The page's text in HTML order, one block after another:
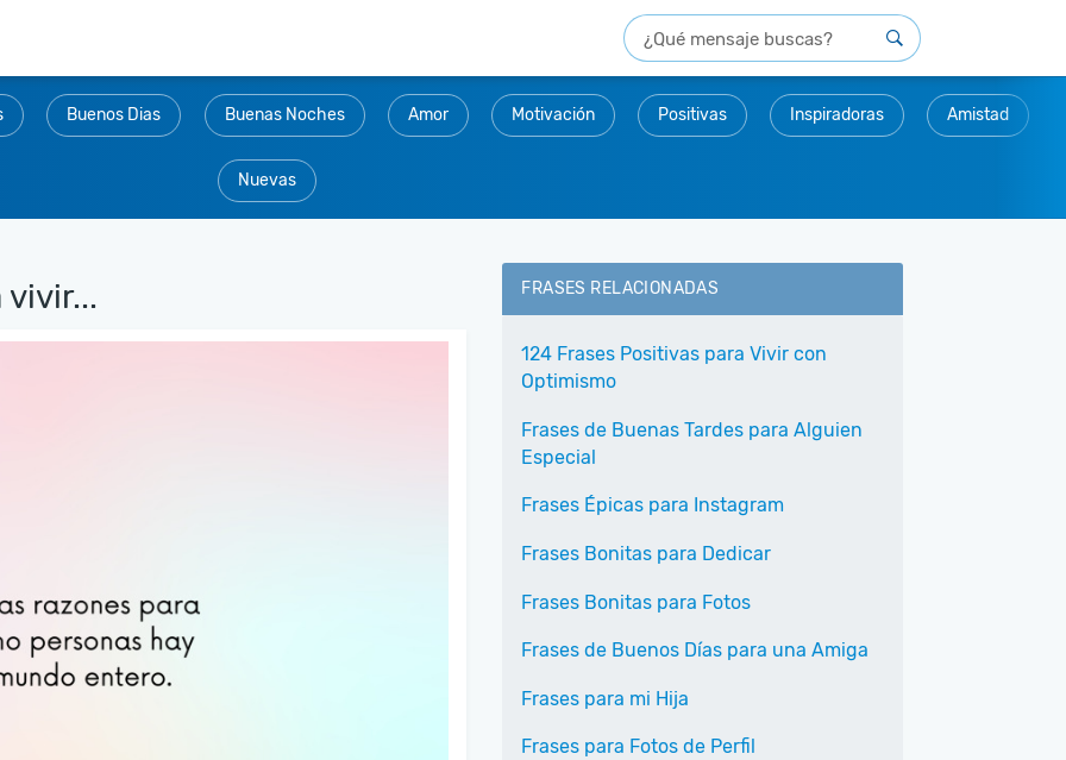
Buenos Dias Buenas Noches Amor Motivación Positivas Inspiradoras Amistad
Nuevas
FRASES RELACIONADAS
124 Frases Positivas para Vivir con
Optimismo
Frases de Buenas Tardes para Alguien
Especial
Frases Épicas para Instagram
Frases Bonitas para Dedicar
Frases Bonitas para Fotos
Frases de Buenos Días para una Amiga
Frases para mi Hija
Frases para Fotos de Perfil